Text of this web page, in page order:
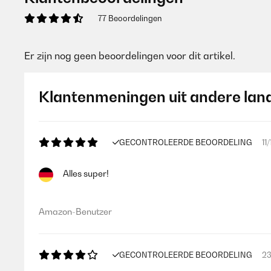
77 Beoordelingen
Er zijn nog geen beoordelingen voor dit artikel.
Klantenmeningen uit andere
GECONTROLEERDE BEOORDELING
Alles super!
Amazon-Benutzer
GECONTROLEERDE BEOORDELING